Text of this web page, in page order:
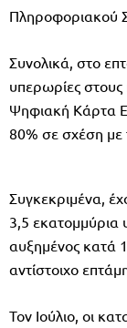
Πληροφοριακού
Συνολικά, στο
υπερωρίες στους
Ψηφιακή Κάρτα
80% σε σχέση με
Συγκεκριμένα,
3,5 εκατομμύρια
αυξημένος κατά
αντίστοιχο
Τον Ιούλιο, οι